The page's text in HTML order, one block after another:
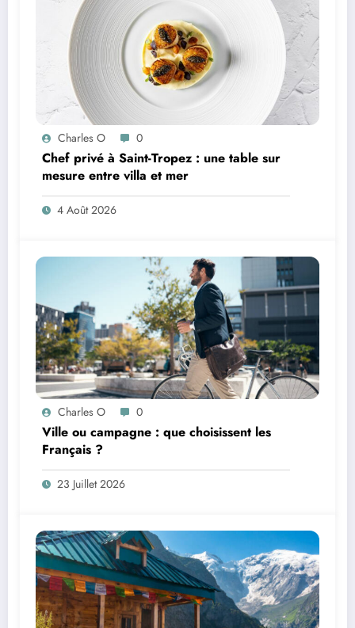
Charles O 0
Chef privé à Saint-Tropez : une table sur
mesure entre villa et mer
4 Août 2026
Charles O 0
Ville ou campagne : que choisissent les
Français ?
23 Juillet 2026